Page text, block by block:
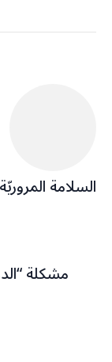
السلامة المروريّة
مشكلة